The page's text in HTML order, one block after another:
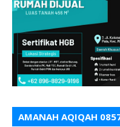
AMANAH AQIQAH